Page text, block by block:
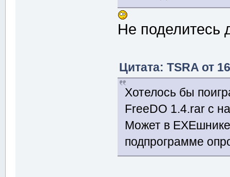
Не поделитесь
Цитата: TSRA от
Хотелось бы
FreeDO 1.4.rar с
Может в
подпрограмме